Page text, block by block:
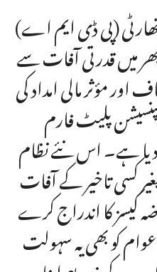
(پی ڈی ایم اے)
میں قدرتی آفات سے
اور مؤثر مالی امداد کی
پلیٹ فارم
ہے۔ اس نئے نظام
کسی تاخیر کے آفات
کیسز کا اندراج کرے
کو بھی یہ سہولت